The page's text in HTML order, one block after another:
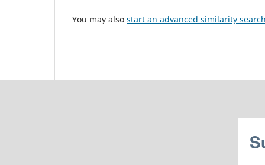
You may also start an advanced similarity